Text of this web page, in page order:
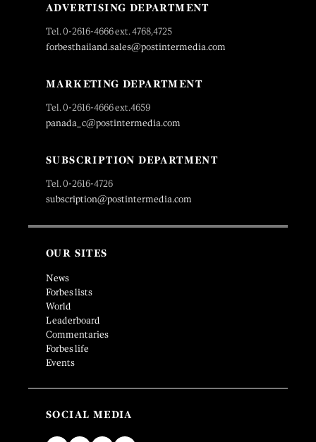
ADVERTISING DEPARTMENT
Tel. 0-2616-4666 ext. 4768,4725
forbesthailand.sales@postintermedia.com
MARKETING DEPARTMENT
Tel. 0-2616-4666 ext.4659
panada_c@postintermedia.com
SUBSCRIPTION DEPARTMENT
Tel. 0-2616-4726
subscription@postintermedia.com
OUR SITES
News
Forbes lists
World
Leaderboard
Commentaries
Forbes life
Events
SOCIAL MEDIA